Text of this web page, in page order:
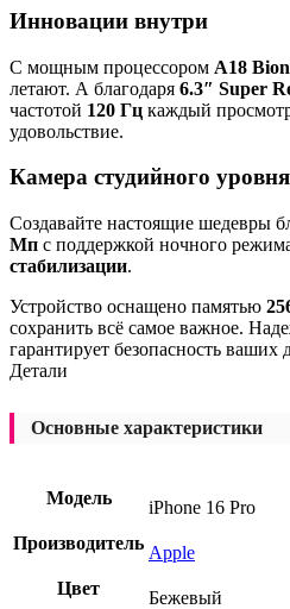
Инновации внутри
С мощным процессором A18
летают. А благодаря 6.3″ Super
частотой 120 Гц каждый
удовольствие.
Камера студийного уровня
Создавайте настоящие шедевры
Мп с поддержкой ночного
стабилизации.
Устройство оснащено памятью
сохранить всё самое важное.
гарантирует безопасность ваших
Детали
Основные характеристики
Модель
iPhone 16 Pro
Производитель Apple
Цвет
Бежевый